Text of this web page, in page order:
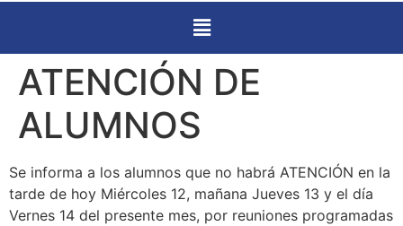
ATENCIÓN DE
ALUMNOS
Se informa a los alumnos que no habrá ATENCIÓN en la
tarde de hoy Miércoles 12, mañana Jueves 13 y el día
Vernes 14 del presente mes, por reuniones programadas